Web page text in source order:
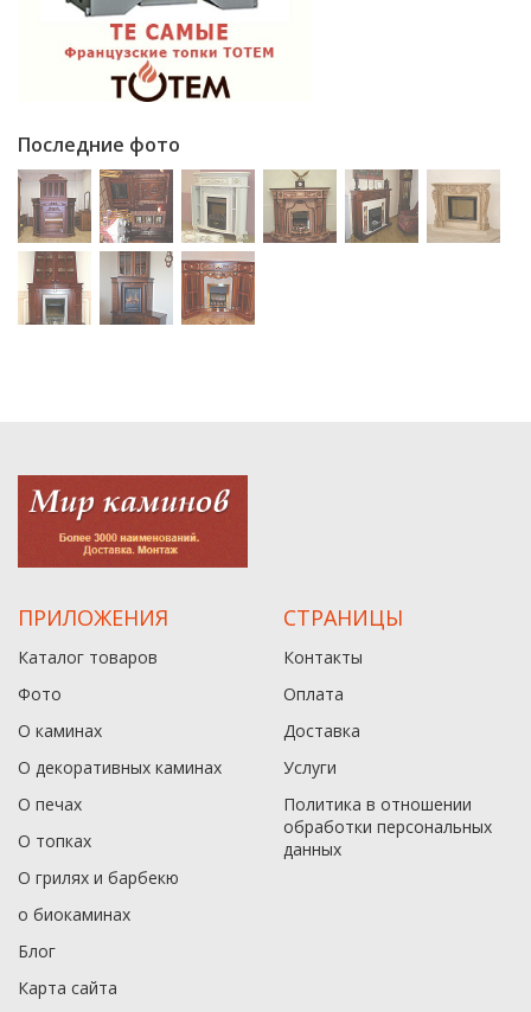
Последние фото
ПРИЛОЖЕНИЯ
Каталог товаров
Фото
О каминах
О декоративных каминах
О печах
О топках
О грилях и барбекю
о биокаминах
Блог
Карта сайта
СТРАНИЦЫ
Контакты
Оплата
Доставка
Услуги
Политика в отношении
обработки персональных
данныx